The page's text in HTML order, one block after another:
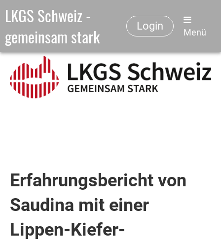
LKGS Schweiz -
gemeinsam stark
Login
Menü
Erfahrungsbericht von
Saudina mit einer
Lippen-Kiefer-